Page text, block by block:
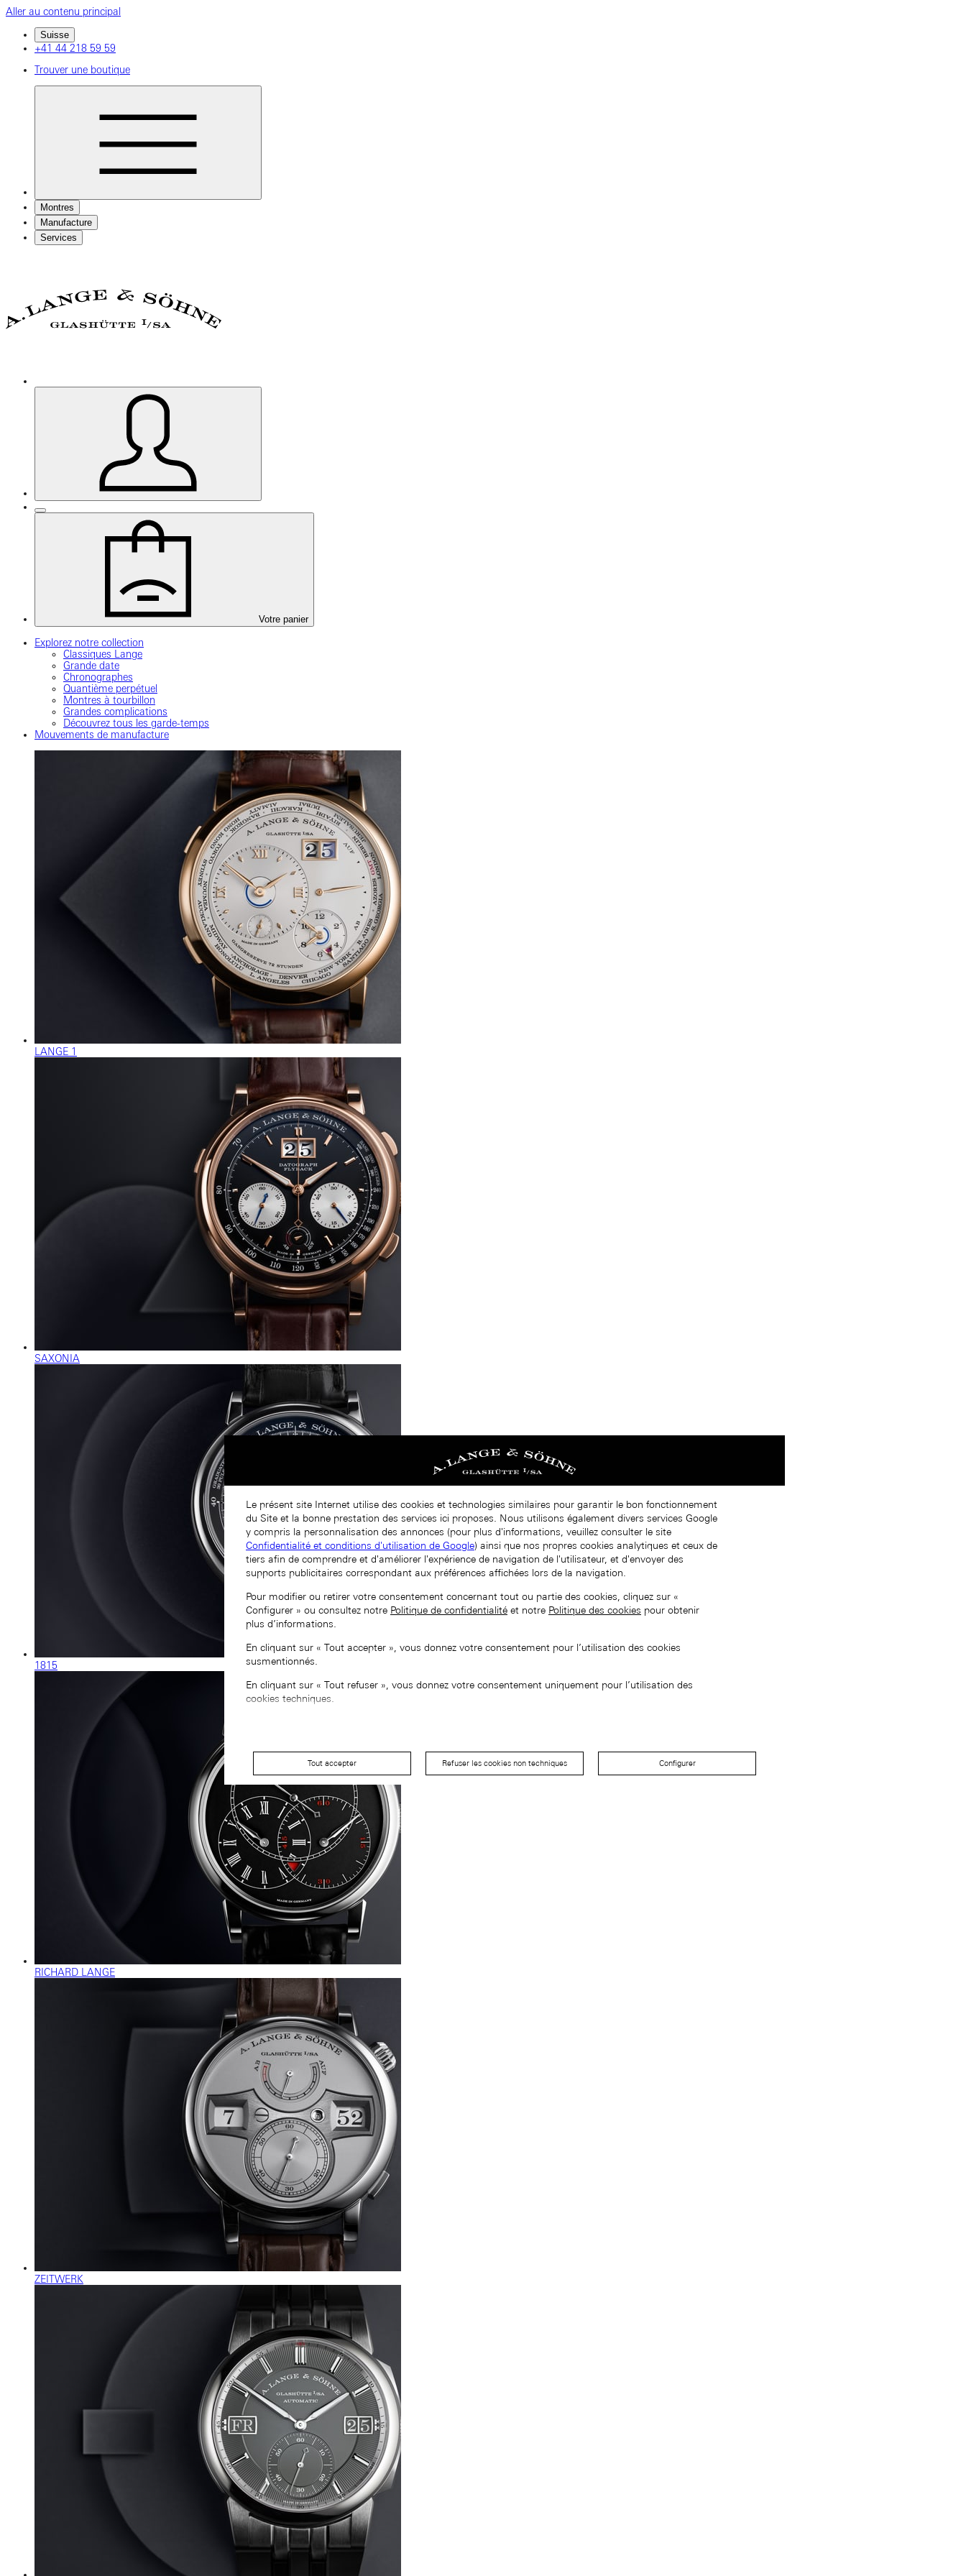
Aller au contenu principal
Suisse
+41 44 218 59 59
Trouver une boutique
Montres
Manufacture
Services
Votre panier
Explorez notre collection
Classiques Lange
Grande date
Chronographes
Quantième perpétuel
Montres à tourbillon
Grandes complications
Découvrez tous les garde-temps
Mouvements de manufacture
LANGE 1
SAXONIA
1815
RICHARD LANGE
ZEITWERK
Le présent site Internet utilise des cookies et technologies similaires pour garantir le bon fonctionnement
du Site et la bonne prestation des services ici proposes. Nous utilisons également divers services Google
y compris la personnalisation des annonces (pour plus d'informations, veuillez consulter le site
Confidentialité et conditions d'utilisation de Google) ainsi que nos propres cookies analytiques et ceux de
tiers afin de comprendre et d'améliorer l'expérience de navigation de l'utilisateur, et d'envoyer des
supports publicitaires correspondant aux préférences affichées lors de la navigation.
Pour modifier ou retirer votre consentement concernant tout ou partie des cookies, cliquez sur «
Configurer » ou consultez notre Politique de confidentialité et notre Politique des cookies pour obtenir
plus d’informations.
En cliquant sur « Tout accepter », vous donnez votre consentement pour l’utilisation des cookies
susmentionnés.
En cliquant sur « Tout refuser », vous donnez votre consentement uniquement pour l’utilisation des
cookies techniques.
Tout accepter Refuser les cookies non techniques Configurer